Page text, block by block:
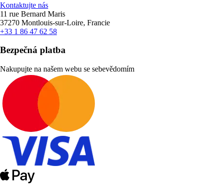
Kontaktujte nás
11 rue Bernard Maris
37270 Montlouis-sur-Loire, Francie
+33 1 86 47 62 58
Bezpečná platba
Nakupujte na našem webu se sebevědomím